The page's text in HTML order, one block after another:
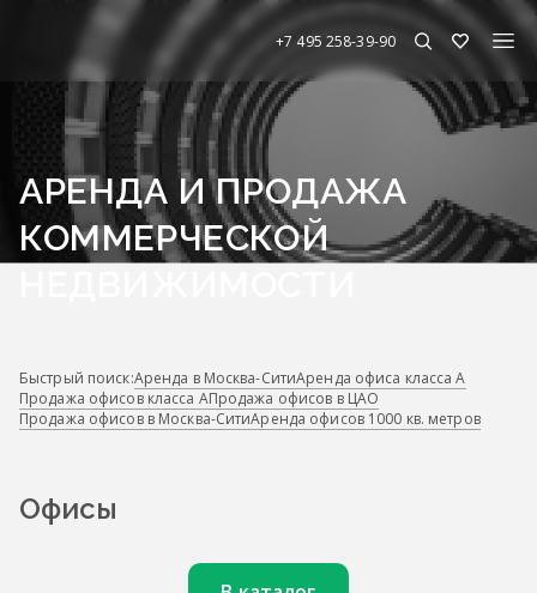
+7 495 258-39-90
АРЕНДА И ПРОДАЖА
КОММЕРЧЕСКОЙ
Быстрый поиск:Аренда в Москва-СитиАренда офиса класса А
Продажа офисов класса АПродажа офисов в ЦАО
Продажа офисов в Москва-СитиАренда офисов 1000 кв. метров
Офисы